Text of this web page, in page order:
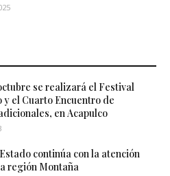
se realizará el Festival
y el Cuarto Encuentro de
en Acapulco
continúa con la atención
región Montaña